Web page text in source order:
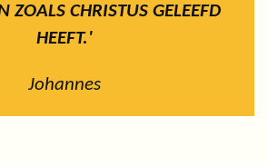
ZOALS CHRISTUS GELEEFD
HEEFT.'
Johannes